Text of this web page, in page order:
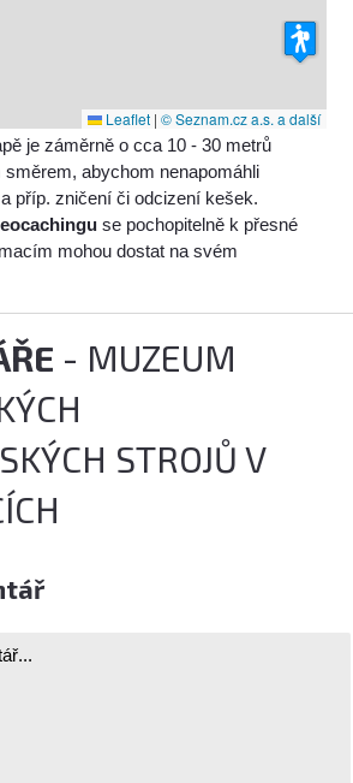
Leaflet | © Seznam.cz a.s. a další
je záměrně o cca 10 - 30 metrů
směrem, abychom nenapomáhli
příp. zničení či odcizení kešek.
se pochopitelně k přesné
mohou dostat na svém
- MUZEUM
STROJŮ V